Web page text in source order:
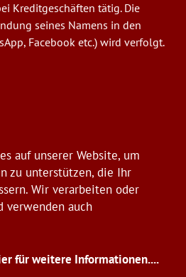
Kreditgeschäften tätig. Die
seines Namens in den
Facebook etc.) wird verfolgt.
München
1276
auf unserer Website, um
zu unterstützen, die Ihr
Wir verarbeiten oder
verwenden auch
für weitere Informationen....